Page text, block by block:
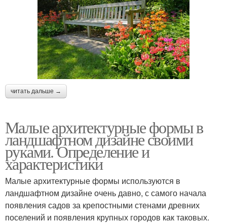
читать дальше →
Малые архитектурные формы в
ландшафтном дизайне своими
руками. Определение и
характеристики
Малые архитектурные формы используются в
ландшафтном дизайне очень давно, с самого начала
появления садов за крепостными стенами древних
поселений и появления крупных городов как таковых.